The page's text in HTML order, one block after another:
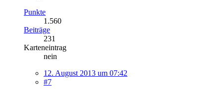
Punkte
1.560
Beiträge
231
Karteneintrag
nein
12. August 2013 um 07:42
#7